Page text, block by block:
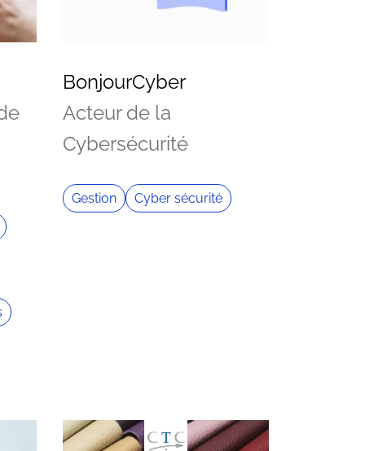
BonjourCyber
Acteur de la
Cybersécurité
Gestion Cyber sécurité